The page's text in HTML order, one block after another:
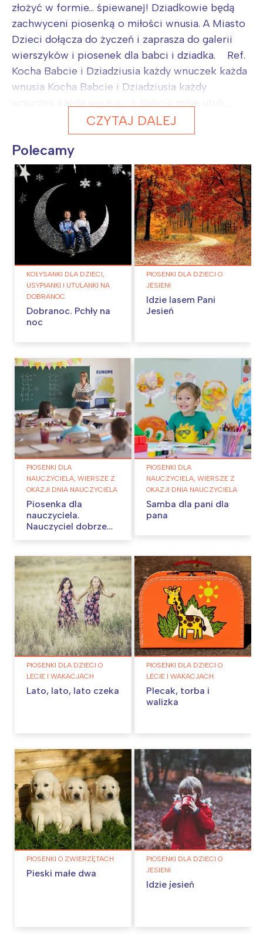
złożyć w formie... śpiewanej! Dziadkowie będą
zachwyceni piosenką o miłości wnusia. A Miasto
Dzieci dołącza do życzeń i zaprasza do galerii
wierszyków i piosenek dla babci i dziadka. Ref.
Kocha Babcie i Dziadziusia każdy wnuczek każda
wnusia Kocha Babcie i Dziadziusia każdy
CZYTAJ DALEJ
Polecamy
KOŁYSANKI DLA DZIECI,
USYPIANKI I UTULANKI NA
DOBRANOC
Dobranoc. Pchły na
noc
PIOSENKI DLA DZIECI O
JESIENI
Idzie lasem Pani
Jesień
PIOSENKI DLA
NAUCZYCIELA, WIERSZE Z
OKAZJI DNIA NAUCZYCIELA
Piosenka dla
nauczyciela.
Nauczyciel dobrze
PIOSENKI DLA
NAUCZYCIELA, WIERSZE Z
OKAZJI DNIA NAUCZYCIELA
Samba dla pani dla
pana
PIOSENKI DLA DZIECI O
LECIE I WAKACJACH
Lato, lato, lato czeka
PIOSENKI DLA DZIECI O
LECIE I WAKACJACH
Plecak, torba i
walizka
PIOSENKI O ZWIERZĘTACH
Pieski małe dwa
PIOSENKI DLA DZIECI O
JESIENI
Idzie jesień